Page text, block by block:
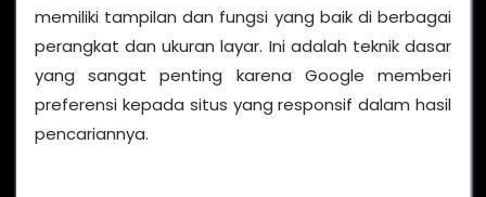
memiliki tampilan dan fungsi yang baik di berbagai
perangkat dan ukuran layar. Ini adalah teknik dasar
yang sangat penting karena Google memberi
preferensi kepada situs yang responsif dalam hasil
pencariannya.